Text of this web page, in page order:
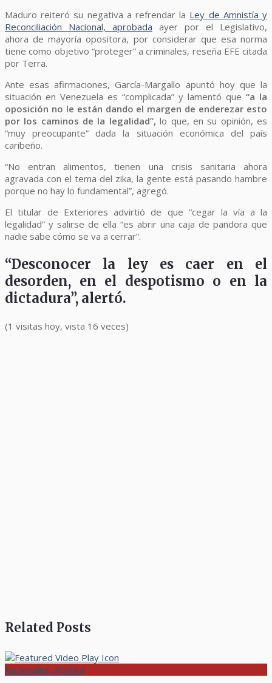
Maduro reiteró su negativa a refrendar la Ley de Amnistía y
Reconciliación Nacional, aprobada ayer por el Legislativo,
ahora de mayoría opositora, por considerar que esa norma
tiene como objetivo “proteger” a criminales, reseña EFE citada
por Terra.
Ante esas afirmaciones, García-Margallo apuntó hoy que la
situación en Venezuela es “complicada” y lamentó que “a la
oposición no le están dando el margen de enderezar esto
por los caminos de la legalidad”, lo que, en su opinión, es
“muy preocupante” dada la situación económica del país
caribeño.
“No entran alimentos, tienen una crisis sanitaria ahora
agravada con el tema del zika, la gente está pasando hambre
porque no hay lo fundamental”, agregó.
El titular de Exteriores advirtió de que “cegar la vía a la
legalidad” y salirse de ella “es abrir una caja de pandora que
nadie sabe cómo se va a cerrar”.
“Desconocer la ley es caer en el
desorden, en el despotismo o en la
dictadura”, alertó.
(1 visitas hoy, vista 16 veces)
Related Posts
Nacionales, Política